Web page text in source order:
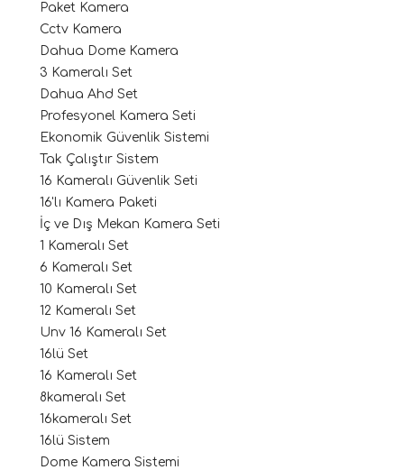
Paket Kamera
Cctv Kamera
Dahua Dome Kamera
3 Kameralı Set
Dahua Ahd Set
Profesyonel Kamera Seti
Ekonomik Güvenlik Sistemi
Tak Çalıştır Sistem
16 Kameralı Güvenlik Seti
16'lı Kamera Paketi
İç ve Dış Mekan Kamera Seti
1 Kameralı Set
6 Kameralı Set
10 Kameralı Set
12 Kameralı Set
Unv 16 Kameralı Set
16lü Set
16 Kameralı Set
8kameralı Set
16kameralı Set
16lü Sistem
Dome Kamera Sistemi